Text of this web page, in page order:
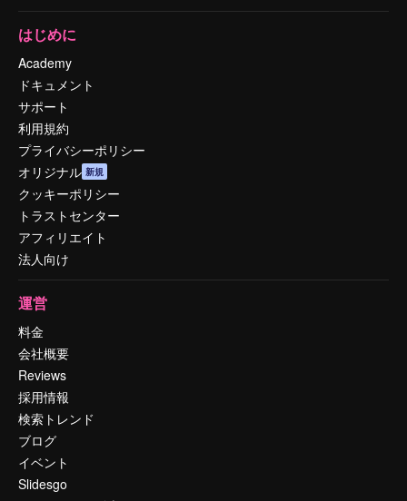
はじめに
Academy
ドキュメント
サポート
利用規約
プライバシーポリシー
オリジナル 新規
クッキーポリシー
トラストセンター
アフィリエイト
法人向け
運営
料金
会社概要
Reviews
採用情報
検索トレンド
ブログ
イベント
Slidesgo